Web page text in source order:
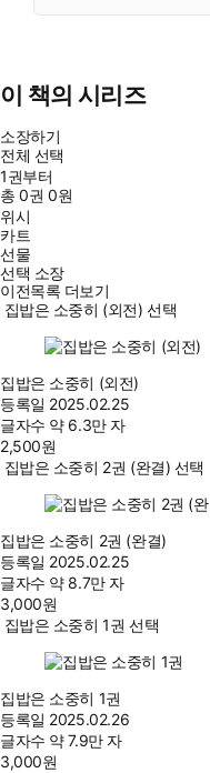
이 책의 시리즈
소장하기
전체 선택
1권부터
총0권 0원
위시
카트
선물
선택 소장
이전목록 더보기
집밥은 소중히 (외전) 선택
집밥은 소중히 (외전)
등록일 2025.02.25
글자수 약 6.3만 자
2,500원
집밥은 소중히 2권 (완결) 선택
집밥은 소중히 2권 (완결)
등록일 2025.02.25
글자수 약 8.7만 자
3,000원
집밥은 소중히 1권 선택
집밥은 소중히 1권
등록일 2025.02.26
글자수 약 7.9만 자
3,000원